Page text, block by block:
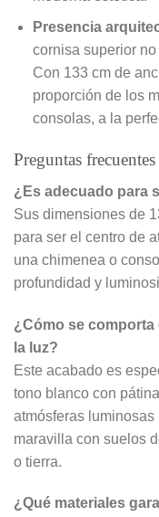
Presencia
cornisa superior
Con 133 cm de
proporción de los
consolas, a la
Preguntas
¿Es adecuado para
Sus dimensiones de
para ser el centro de
una chimenea o
profundidad y
¿Cómo se
la luz?
Este acabado es
tono blanco con
atmósferas
maravilla con suelos
o tierra.
¿Qué materiales